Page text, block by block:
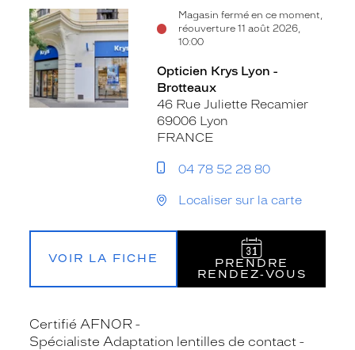
Magasin fermé en ce moment,
réouverture 11 août 2026,
10:00
Opticien Krys Lyon -
Brotteaux
46 Rue Juliette Recamier
69006 Lyon
FRANCE
04 78 52 28 80
Localiser sur la carte
VOIR LA FICHE
PRENDRE
RENDEZ‑VOUS
Certifié AFNOR
Spécialiste Adaptation lentilles de contact